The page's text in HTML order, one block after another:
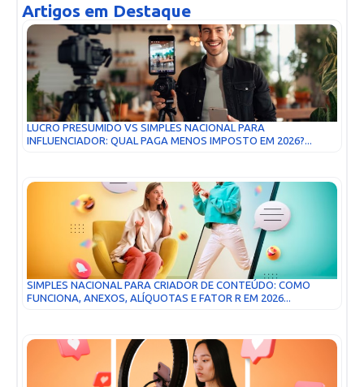
Artigos em Destaque
LUCRO PRESUMIDO VS SIMPLES NACIONAL PARA
INFLUENCIADOR: QUAL PAGA MENOS IMPOSTO EM 2026?...
SIMPLES NACIONAL PARA CRIADOR DE CONTEÚDO: COMO
FUNCIONA, ANEXOS, ALÍQUOTAS E FATOR R EM 2026...